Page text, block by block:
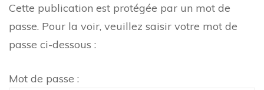
Cette publication est protégée par un mot de
passe. Pour la voir, veuillez saisir votre mot de
passe ci-dessous :
Mot de passe :